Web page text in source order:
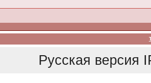
Русская версия